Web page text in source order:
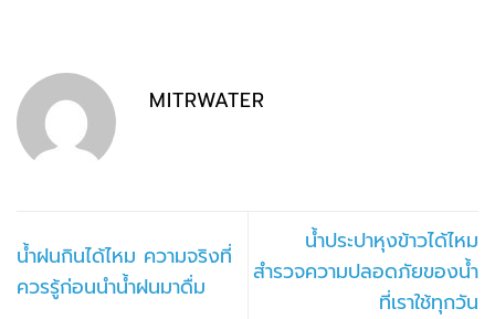
MITRWATER
น้ำฝนกินได้ไหม ความจริงที่
ควรรู้ก่อนนำน้ำฝนมาดื่ม
น้ำประปาหุงข้าวได้ไหม
สำรวจความปลอดภัยของน้ำ
ที่เราใช้ทุกวัน